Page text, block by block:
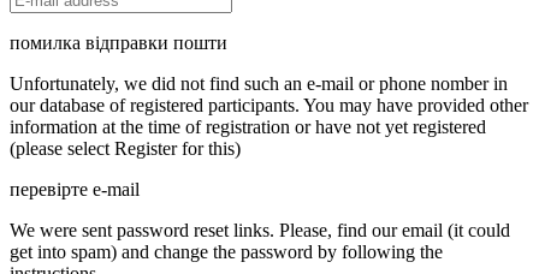
помилка відправки пошти
Unfortunately, we did not find such an e-mail or phone nomber in
our database of registered participants. You may have provided other
information at the time of registration or have not yet registered
(please select Register for this)
перевірте e-mail
We were sent password reset links. Please, find our email (it could
get into spam) and change the password by following the